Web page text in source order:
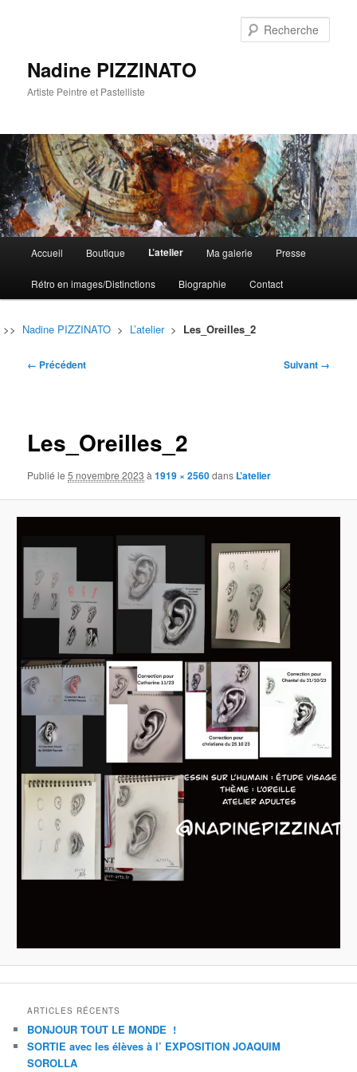
Nadine PIZZINATO
Artiste Peintre et Pastelliste
principal
Aller
au
contenu
principal
Aller
au
contenu
secondaire
Accueil Boutique L’atelier Ma galerie Presse
Rétro en images/Distinctions Biographie Contact
>> Nadine PIZZINATO > L’atelier> Les_Oreilles_2
Navigation
← Précédent Suivant →
Les_Oreilles_2
Publié le5 novembre 2023 à1919 × 2560dans L’atelier
ARTICLES RÉCENTS
BONJOUR TOUT LE MONDE !
SORTIE avec les élèves à l’ EXPOSITION JOAQUIM
SOROLLA